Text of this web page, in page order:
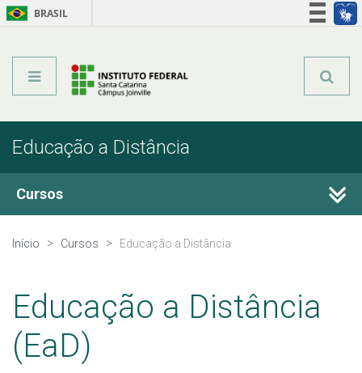
BRASIL
Educação a Distância
Cursos
Técnicos Integrados
Técnicos Subsequentes
Qualificação Profissional e Idiomas
Início Cursos Educação a Distância
Educação a Distância
(EaD)